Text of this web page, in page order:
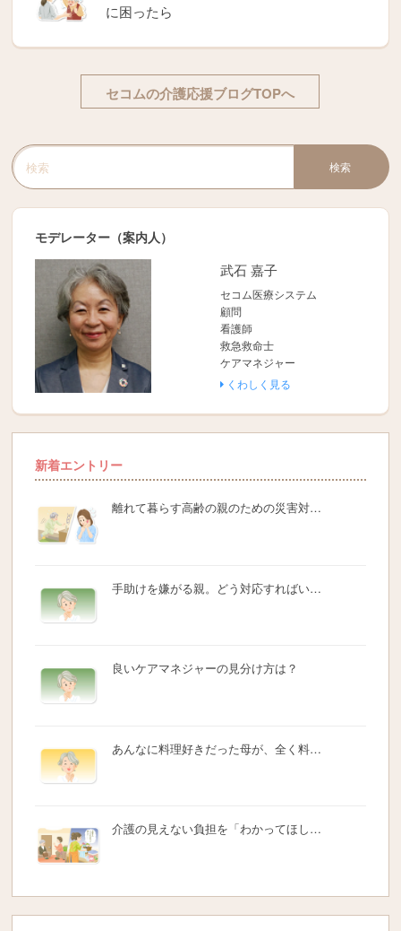
に困ったら
セコムの介護応援ブログTOPへ
検索キーワード入力
検索
モデレーター（案内人）
武石 嘉子
セコム医療システム
顧問
看護師
救急救命士
ケアマネジャー
くわしく見る
新着エントリー
離れて暮らす高齢の親のための災害対…
手助けを嫌がる親。どう対応すればい…
良いケアマネジャーの見分け方は？
あんなに料理好きだった母が、全く料…
介護の見えない負担を「わかってほし…